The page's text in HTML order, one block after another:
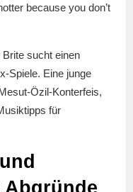
because you don’t
sucht einen
Spiele. Eine junge
Özil-Konterfeis,
für
Abgründe